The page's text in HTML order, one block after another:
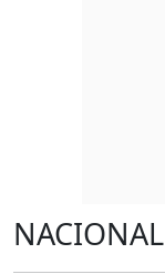
NACIONAL